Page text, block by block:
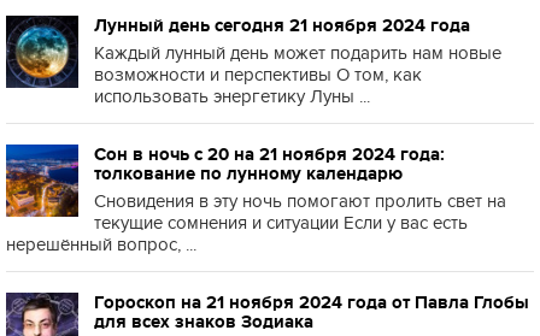
Лунный день сегодня 21 ноября 2024 года
Каждый лунный день может подарить нам новые
возможности и перспективы О том, как
использовать энергетику Луны ...
Сон в ночь с 20 на 21 ноября 2024 года:
толкование по лунному календарю
Сновидения в эту ночь помогают пролить свет на
текущие сомнения и ситуации Если у вас есть
нерешённый вопрос, ...
Гороскоп на 21 ноября 2024 года от Павла Глобы
для всех знаков Зодиака